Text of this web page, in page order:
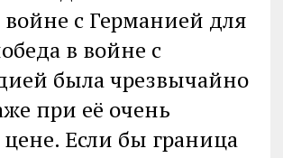
с Германией для
в войне с
была чрезвычайно
при её очень
Если бы граница